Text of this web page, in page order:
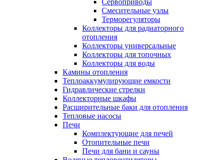
Сервоприводы
Смесительные узлы
Терморегуляторы
Коллекторы для радиаторного
отопления
Коллекторы универсальные
Коллекторы для топочных
Коллекторы для воды
Камины отопления
Теплоаккумулирующие емкости
Гидравлические стрелки
Коллекторные шкафы
Расширительные баки для отопления
Тепловые насосы
Печи
Комплектующие для печей
Отопительные печи
Печи для бани и сауны